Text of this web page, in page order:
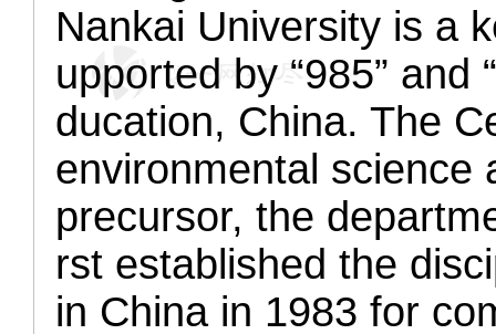
Nankai University is a
upported by “985” and
ducation, China. The
environmental science
precursor, the
rst established the
in China in 1983 for